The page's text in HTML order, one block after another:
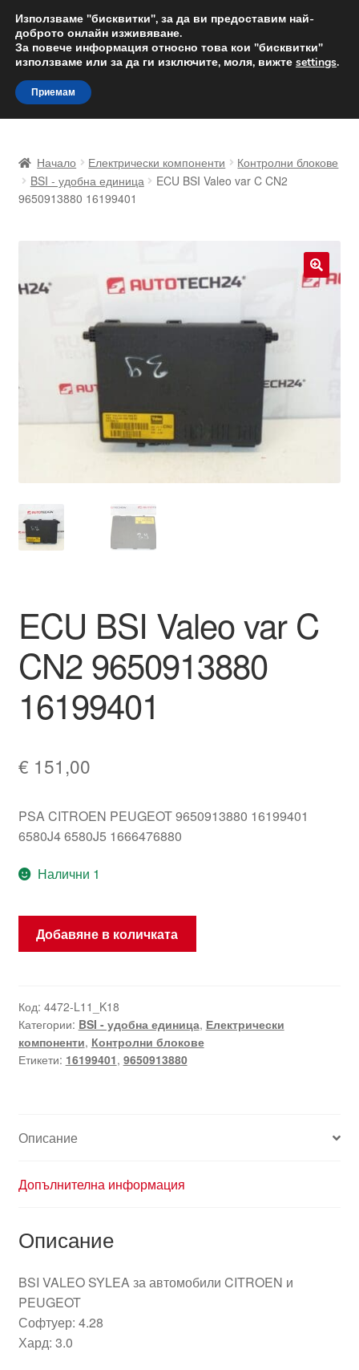
ДОСТАВКА от 12 лв.
Доставка по целия свят
Skip
to
navigation
Skip
to
content
Доставка по целия свят
Моята сметка
Плащанията
Правила и условия
Транспорт
Начало Електрически компоненти
Контролни блокове
BSI - удобна единица
ECU BSI Valeo var C CN2
9650913880 16199401
🔍
ECU BSI Valeo var C
CN2 9650913880
16199401
€ 151,00
PSA CITROEN PEUGEOT 9650913880 16199401
6580J4 6580J5 1666476880
Налични 1
количество
Valeo
var
C
CN2
Добавяне в количката
Код: 4472-L11_K18
Категории: BSI - удобна единица, Електрически
компоненти, Контролни блокове
Етикети: 16199401, 9650913880
Описание
Допълнителна информация
Описание
BSI VALEO SYLEA за автомобили CITROEN и
PEUGEOT
Софтуер: 4.28
Хард: 3.0
Използваме "бисквитки", за да ви предоставим най-
доброто онлайн изживяване.
За повече информация относно това кои "бисквитки"
използваме или за да ги изключите, моля, вижте settings.
Приемам